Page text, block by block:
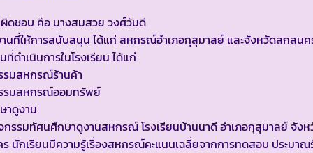
ดชอบ คือ นางสมสวย วงศ์วันดี
นที่ให้การสนับสนุน ได้แก่ สหกรณ์อำเภอกุสุมาลย์ และจังหวัดสกลนค
ที่ดำเนินการในโรงเรียน ได้แก่
รมสหกรณ์ร้านค้า
รมสหกรณ์ออมทรัพย์
าดูงาน
รรมทัศนศึกษาดูงานสหกรณ์ โรงเรียนบ้านนาดี อำเภอกุสุมาลย์ จัง
นักเรียนมีความรู้เรื่องสหกรณ์คะแนนเฉลี่ยจากการทดสอบ ประมาณ